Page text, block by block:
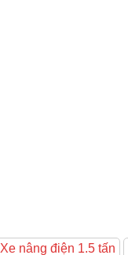
Xe nâng điện 1.5 tấn